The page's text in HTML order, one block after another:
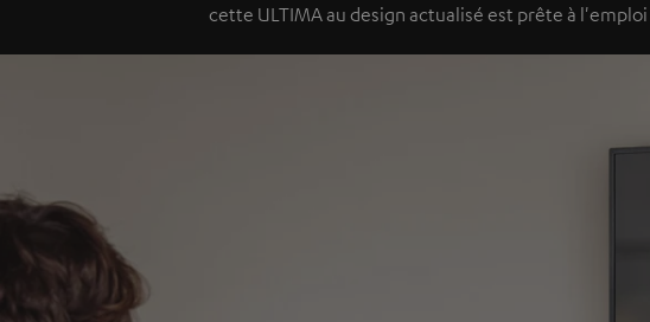
cette ULTIMA au design actualisé est prête à